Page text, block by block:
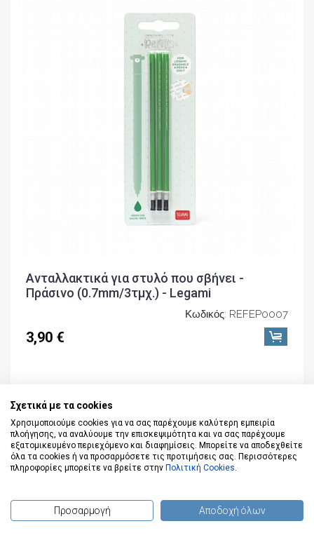
Ανταλλακτικά για στυλό που σβήνει -
Πράσινο (0.7mm/3τμχ.) - Legami
Κωδικός: REFEP0007
3,90 €
(0) προϊόντα
Σχετικά με τα cookies
Χρησιμοποιούμε cookies για να σας παρέχουμε καλύτερη εμπειρία
πλοήγησης, να αναλύουμε την επισκεψιμότητα και να σας παρέχουμε
εξατομικευμένο περιεχόμενο και διαφημίσεις. Μπορείτε να αποδεχθείτε
όλα τα cookies ή να προσαρμόσετε τις προτιμήσεις σας. Περισσότερες
πληροφορίες μπορείτε να βρείτε στην Πολιτική Cookies.
Προσαρμογή Αποδοχή όλων